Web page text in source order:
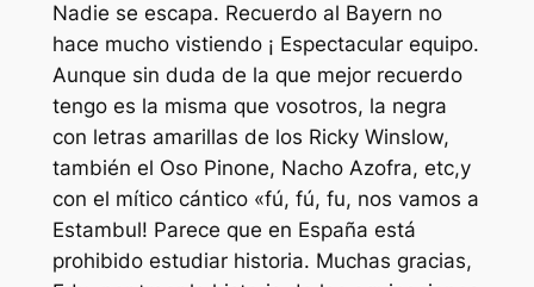
Nadie se escapa. Recuerdo al Bayern no
hace mucho vistiendo ¡ Espectacular equipo.
Aunque sin duda de la que mejor recuerdo
tengo es la misma que vosotros, la negra
con letras amarillas de los Ricky Winslow,
también el Oso Pinone, Nacho Azofra, etc,y
con el mítico cántico «fú, fú, fu, nos vamos a
Estambul! Parece que en España está
prohibido estudiar historia. Muchas gracias,